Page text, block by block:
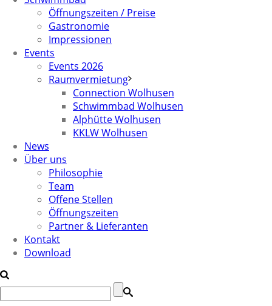
Öffnungszeiten / Preise
Gastronomie
Impressionen
Events
Events 2026
Raumvermietung
Connection Wolhusen
Schwimmbad Wolhusen
Alphütte Wolhusen
KKLW Wolhusen
News
Über uns
Philosophie
Team
Offene Stellen
Öffnungszeiten
Partner & Lieferanten
Kontakt
Download